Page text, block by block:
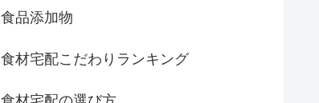
食品添加物
食材宅配こだわりランキング